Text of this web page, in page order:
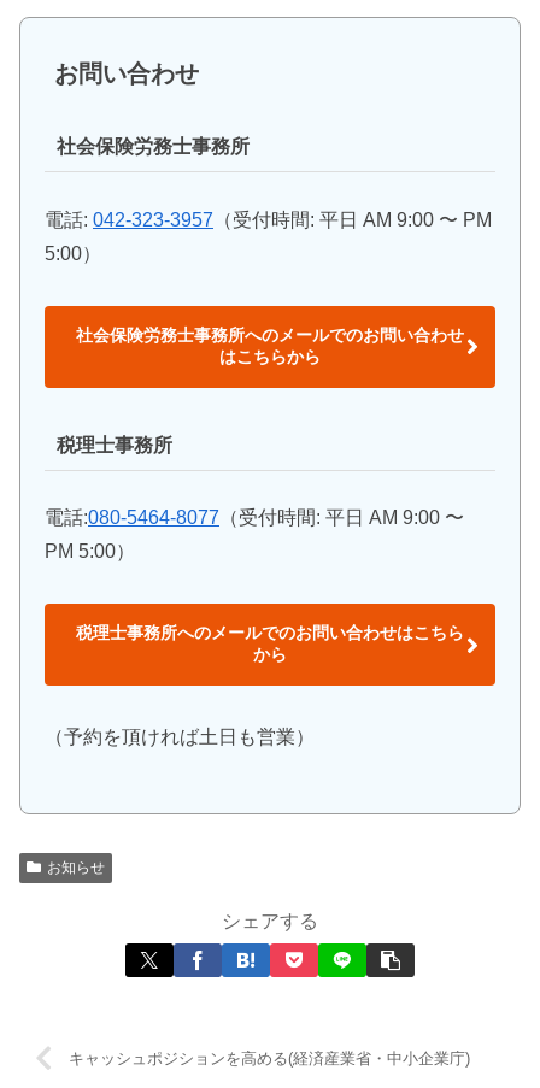
お問い合わせ
社会保険労務士事務所
電話: 042-323-3957 （受付時間: 平日 AM 9:00 〜 PM
5:00）
社会保険労務士事務所へのメールでのお問い合わせ
はこちらから
税理士事務所
電話:080-5464-8077 （受付時間: 平日 AM 9:00 〜
PM 5:00）
税理士事務所へのメールでのお問い合わせはこちら
から
（予約を頂ければ土日も営業）
お知らせ
シェアする
キャッシュポジションを高める(経済産業省・中小企業庁)